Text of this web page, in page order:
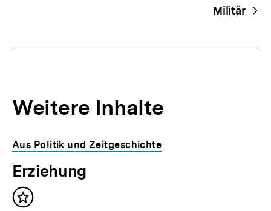
Militär
Weitere Inhalte
Inhaltskarousell
für
weitere
Inhalte
Inhaltskarussell
überspringen
Aus Politik und Zeitgeschichte
Erziehung
Inhalt